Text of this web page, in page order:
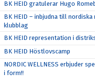
BK HEID gratulerar Hugo
BK HEID – inbjudna till
klubblag
BK HEID representation i
BK HEID Höstlovscamp
NORDIC WELLNESS erbjuder
i form!!